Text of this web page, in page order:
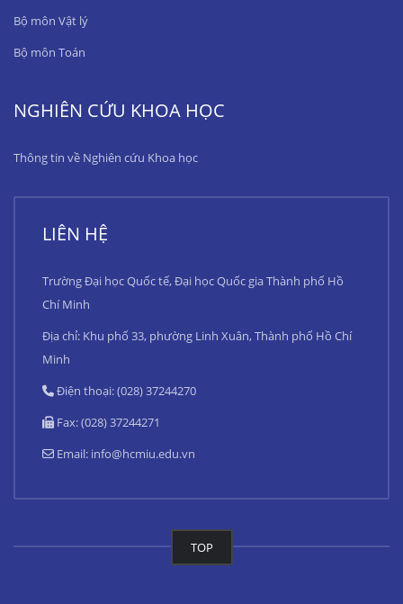
Bộ môn Vật lý
Bộ môn Toán
NGHIÊN CỨU KHOA HỌC
Thông tin về Nghiên cứu Khoa học
LIÊN HỆ
Trường Đại học Quốc tế, Đại học Quốc gia Thành phố Hồ
Chí Minh
Địa chỉ: Khu phố 33, phường Linh Xuân, Thành phố Hồ Chí
Minh
Điện thoại: (028) 37244270
Fax: (028) 37244271
Email: info@hcmiu.edu.vn
TOP